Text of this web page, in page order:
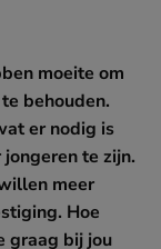
moeite om
behouden.
er nodig is
te zijn.
meer
Hoe
graag bij jou